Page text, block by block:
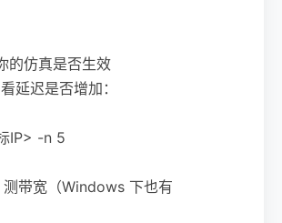
的仿真是否生效
延迟是否增加：
IP> -n 5
带宽（Windows 下也有